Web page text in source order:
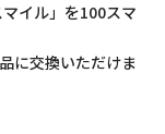
イル」を100スマ
に交換いただけま